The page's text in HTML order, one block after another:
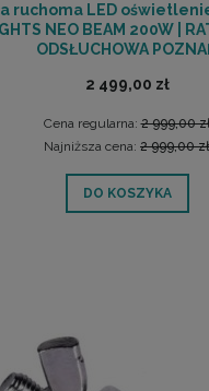
ruchoma LED
NEO BEAM 200W |
ODSŁUCHOWA
2 499,00 zł
Cena regularna:2 999,00
Najniższa cena: 2 999,00 zł
DO KOSZYKA